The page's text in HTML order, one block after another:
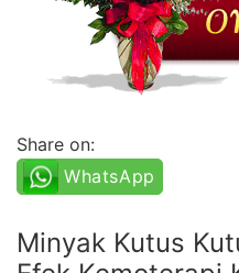
Share on:
WhatsApp
Minyak Kutus